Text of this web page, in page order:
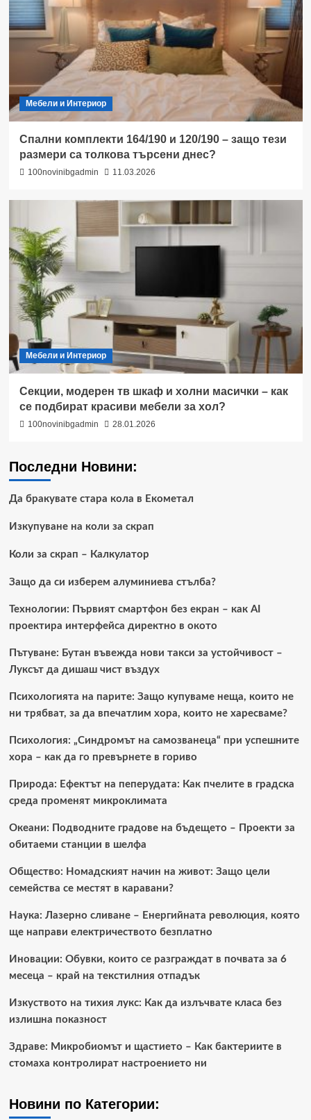
Мебели и Интериор
Спални комплекти 164/190 и 120/190 – защо тези
размери са толкова търсени днес?
100novinibgadmin 11.03.2026
Мебели и Интериор
Секции, модерен тв шкаф и холни масички – как
се подбират красиви мебели за хол?
100novinibgadmin 28.01.2026
Последни Новини:
Да бракувате стара кола в Екометал
Изкупуване на коли за скрап
Коли за скрап – Калкулатор
Защо да си изберем алуминиева стълба?
Технологии: Първият смартфон без екран – как AI
проектира интерфейса директно в окото
Пътуване: Бутан въвежда нови такси за устойчивост –
Луксът да дишаш чист въздух
Психологията на парите: Защо купуваме неща, които не
ни трябват, за да впечатлим хора, които не харесваме?
Психология: „Синдромът на самозванеца“ при успешните
хора – как да го превърнете в гориво
Природа: Ефектът на пеперудата: Как пчелите в градска
среда променят микроклимата
Океани: Подводните градове на бъдещето – Проекти за
обитаеми станции в шелфа
Общество: Номадският начин на живот: Защо цели
семейства се местят в каравани?
Наука: Лазерно сливане – Енергийната революция, която
ще направи електричеството безплатно
Иновации: Обувки, които се разграждат в почвата за 6
месеца – край на текстилния отпадък
Изкуството на тихия лукс: Как да излъчвате класа без
излишна показност
Здраве: Микробиомът и щастието – Как бактериите в
стомаха контролират настроението ни
Новини по Категории: